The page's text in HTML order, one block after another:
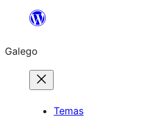
Saltar
contido
Galego
Temas